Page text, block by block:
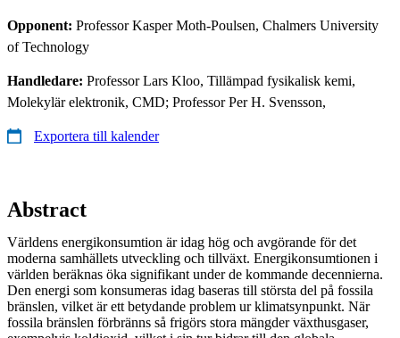
Opponent: Professor Kasper Moth-Poulsen, Chalmers University
of Technology
Handledare: Professor Lars Kloo, Tillämpad fysikalisk kemi,
Molekylär elektronik, CMD; Professor Per H. Svensson,
Exportera till kalender
Abstract
Världens energikonsumtion är idag hög och avgörande för det
moderna samhällets utveckling och tillväxt. Energikonsumtionen i
världen beräknas öka signifikant under de kommande decennierna.
Den energi som konsumeras idag baseras till största del på fossila
bränslen, vilket är ett betydande problem ur klimatsynpunkt. När
fossila bränslen förbränns så frigörs stora mängder växthusgaser,